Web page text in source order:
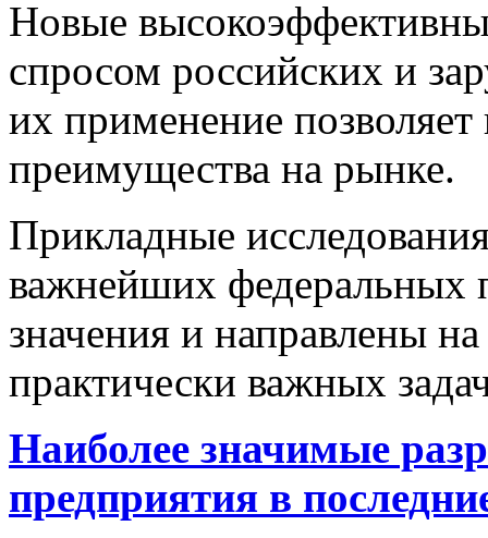
Новые
спросом российских и
их применение
преимущества на рынке.
Прикладные
важнейших федеральных
значения и направлены
практически важных
Наиболее значимые
предприятия в